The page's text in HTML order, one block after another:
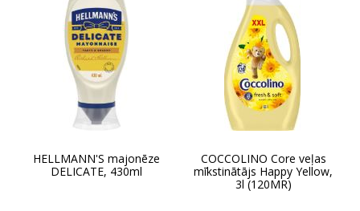
HELLMANN'S majonēze
DELICATE, 430ml
COCCOLINO Core veļas
mīkstinātājs Happy Yellow,
3l (120MR)